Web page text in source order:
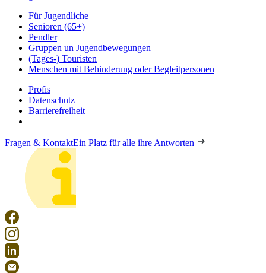
Für Jugendliche
Senioren (65+)
Pendler
Gruppen un Jugendbewegungen
(Tages-) Touristen
Menschen mit Behinderung oder Begleitpersonen
Profis
Datenschutz
Barrierefreiheit
Fragen & KontaktEin Platz für alle ihre Antworten